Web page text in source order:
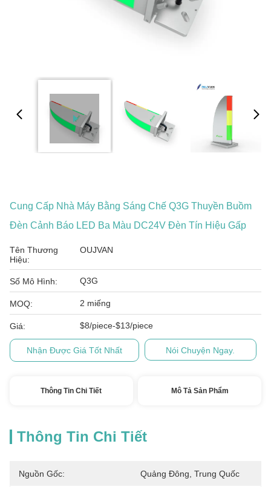
Cung Cấp Nhà Máy Bằng Sáng Chế Q3G Thuyền Buồm
Đèn Cảnh Báo LED Ba Màu DC24V Đèn Tín Hiệu Gấp
Tên Thương
Hiệu:
OUJVAN
Số Mô Hình: Q3G
MOQ: 2 miếng
Giá: $8/piece-$13/piece
Nhận Được Giá Tốt Nhất Nói Chuyện Ngay.
Thông Tin Chi Tiết Mô Tả Sản Phẩm
Thông Tin Chi Tiết
Nguồn Gốc: Quảng Đông, Trung Quốc